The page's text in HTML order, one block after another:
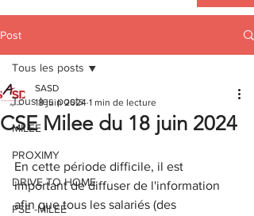
Post
Tous les posts
MILEE
PROXIMY
DRIVE TO HOME
PSE -MILEE
Tous les posts
CSE Milee du 18 juin 2024
SASD
18 juin 2024 1 min de lecture
En cette période difficile, il est
important de diffuser de l'information
afin que tous les salariés (des